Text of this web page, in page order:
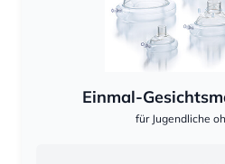
Einmal-
für Jugendliche